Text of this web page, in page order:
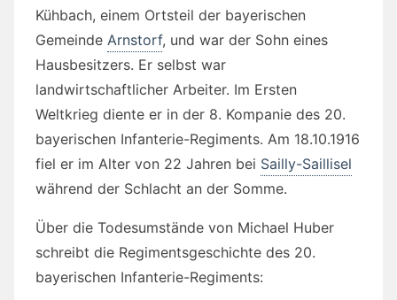
Kühbach, einem Ortsteil der bayerischen
Gemeinde Arnstorf, und war der Sohn eines
Hausbesitzers. Er selbst war
landwirtschaftlicher Arbeiter. Im Ersten
Weltkrieg diente er in der 8. Kompanie des 20.
bayerischen Infanterie-Regiments. Am 18.10.1916
fiel er im Alter von 22 Jahren bei Sailly-Saillisel
während der Schlacht an der Somme.
Über die Todesumstände von Michael Huber
schreibt die Regimentsgeschichte des 20.
bayerischen Infanterie-Regiments: